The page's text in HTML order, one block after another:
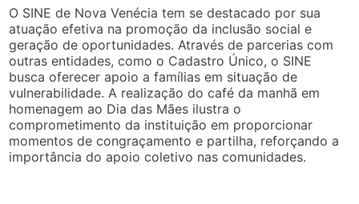
O SINE de Nova Venécia tem se destacado por sua
atuação efetiva na promoção da inclusão social e
geração de oportunidades. Através de parcerias com
outras entidades, como o Cadastro Único, o SINE
busca oferecer apoio a famílias em situação de
vulnerabilidade. A realização do café da manhã em
homenagem ao Dia das Mães ilustra o
comprometimento da instituição em proporcionar
momentos de congraçamento e partilha, reforçando a
importância do apoio coletivo nas comunidades.